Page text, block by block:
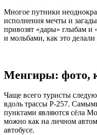
Многое путники
исполнения мечты и
привозят «дары» глыбам и
и мольбами, как это
Менгиры: фото,
Чаще всего туристы
вдоль трассы Р-257.
пунктами являются сёла
можно как на личном
автобусе.